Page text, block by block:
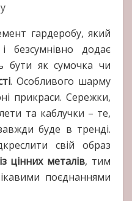
гардеробу, який
додає
бути як сумочка чи
. Особливого шарму
прикраси. Сережки,
та каблучки – те,
буде в тренді.
свій образ
цінних металів, тим
поєднаннями